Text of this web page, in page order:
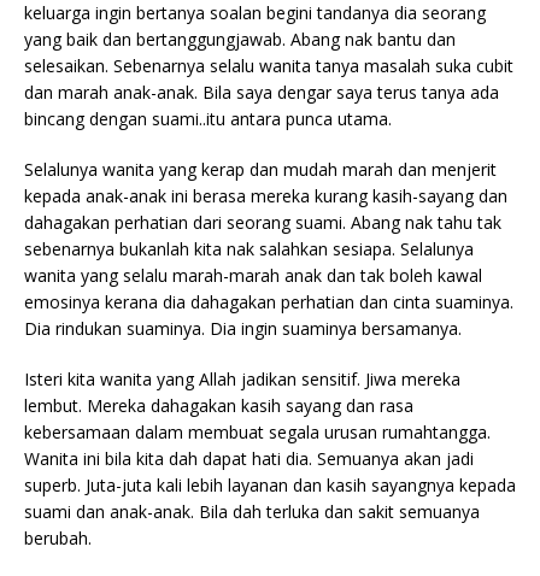
keluarga ingin bertanya soalan begini tandanya dia seorang
yang baik dan bertanggungjawab. Abang nak bantu dan
selesaikan. Sebenarnya selalu wanita tanya masalah suka cubit
dan marah anak-anak. Bila saya dengar saya terus tanya ada
bincang dengan suami..itu antara punca utama.
Selalunya wanita yang kerap dan mudah marah dan menjerit
kepada anak-anak ini berasa mereka kurang kasih-sayang dan
dahagakan perhatian dari seorang suami. Abang nak tahu tak
sebenarnya bukanlah kita nak salahkan sesiapa. Selalunya
wanita yang selalu marah-marah anak dan tak boleh kawal
emosinya kerana dia dahagakan perhatian dan cinta suaminya.
Dia rindukan suaminya. Dia ingin suaminya bersamanya.
Isteri kita wanita yang Allah jadikan sensitif. Jiwa mereka
lembut. Mereka dahagakan kasih sayang dan rasa
kebersamaan dalam membuat segala urusan rumahtangga.
Wanita ini bila kita dah dapat hati dia. Semuanya akan jadi
superb. Juta-juta kali lebih layanan dan kasih sayangnya kepada
suami dan anak-anak. Bila dah terluka dan sakit semuanya
berubah.